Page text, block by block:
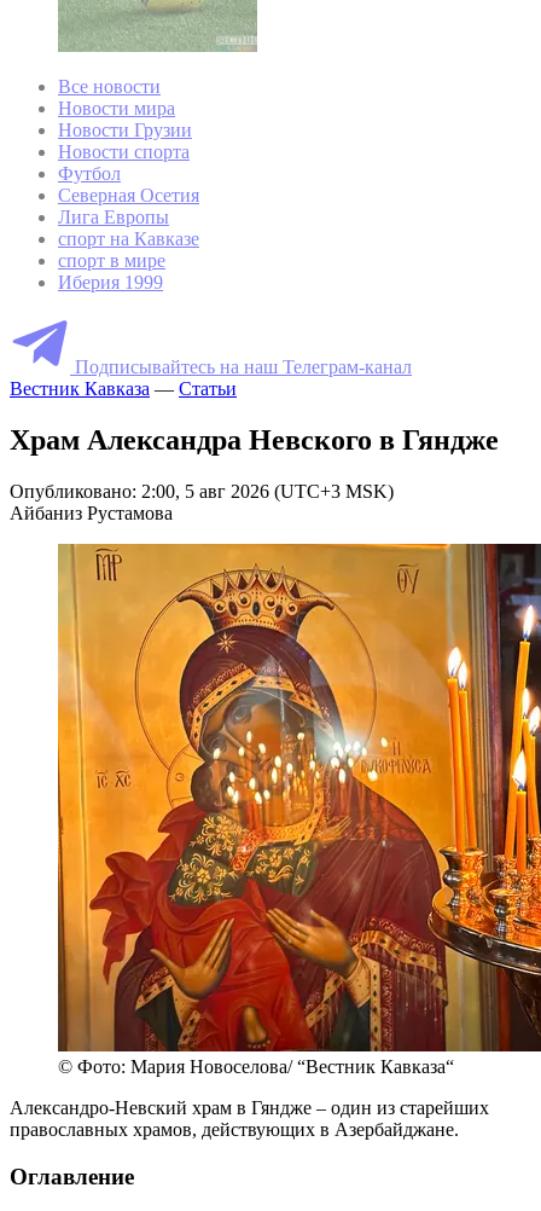
Все новости
Новости мира
Новости Грузии
Новости спорта
Футбол
Северная Осетия
Лига Европы
спорт на Кавказе
спорт в мире
Иберия 1999
Подписывайтесь на наш Телеграм-канал
Вестник Кавказа — Статьи
Храм Александра Невского в Гяндже
Опубликовано: 2:00, 5 авг 2026 (UTC+3 MSK)
Айбаниз Рустамова
© Фото: Мария Новоселова/ “Вестник Кавказа“
Александро-Невский храм в Гяндже – один из старейших
православных храмов, действующих в Азербайджане.
Оглавление